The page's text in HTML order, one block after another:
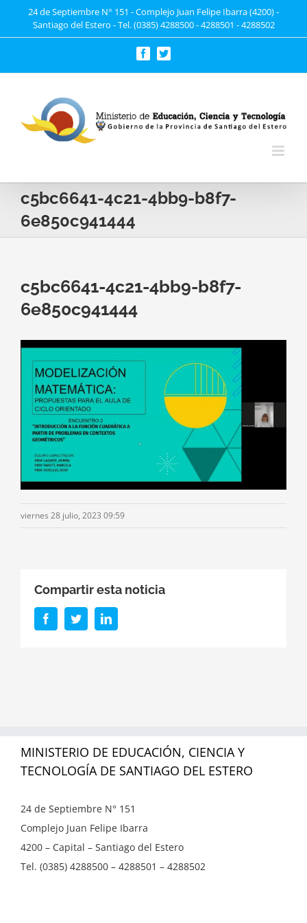
24 de Septiembre N° 151 - Complejo Juan Felipe Ibarra (4200) -
Santiago del Estero - Tel. (0385) 4288500 - 4288501 - 4288502
FacebookTwitter
c5bc6641-4c21-4bb9-b8f7-
6e850c941444
c5bc6641-4c21-4bb9-b8f7-
6e850c941444
viernes 28 julio, 2023 09:59
Compartir esta noticia
FacebookTwitterLinkedIn
MINISTERIO DE EDUCACIÓN, CIENCIA Y
TECNOLOGÍA DE SANTIAGO DEL ESTERO
24 de Septiembre N° 151
Complejo Juan Felipe Ibarra
4200 – Capital – Santiago del Estero
Tel. (0385) 4288500 – 4288501 – 4288502